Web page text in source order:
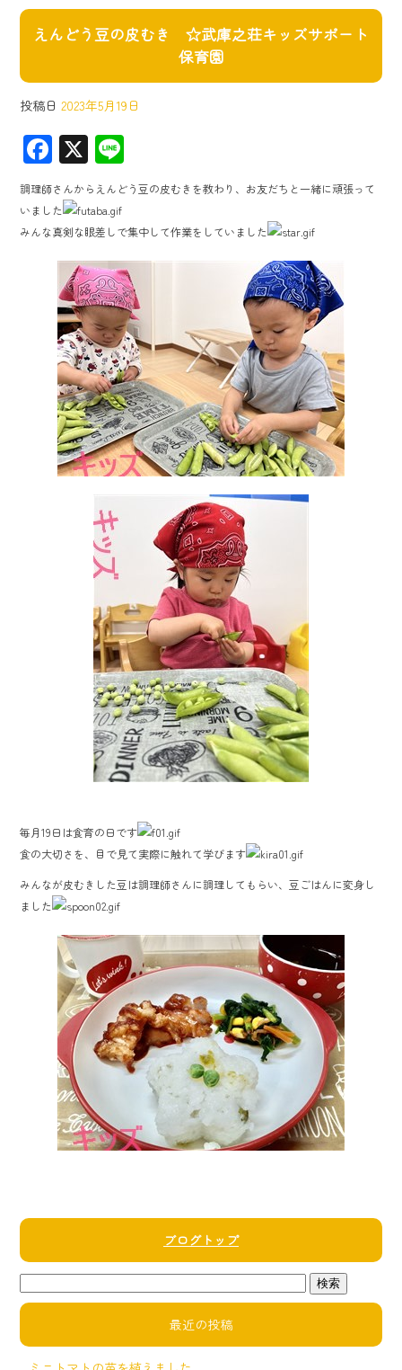
えんどう豆の皮むき ☆武庫之荘キッズサポート
保育園
投稿日 2023年5月19日
F
ac
e
b
o
ok
X
ne
調理師さんからえんどう豆の皮むきを教わり、お友だちと一緒に頑張って
いました
みんな真剣な眼差しで集中して作業をしていました
毎月19日は食育の日です
食の大切さを、目で見て実際に触れて学びます
みんなが皮むきした豆は調理師さんに調理してもらい、豆ごはんに変身し
ました
ブログトップ
最近の投稿